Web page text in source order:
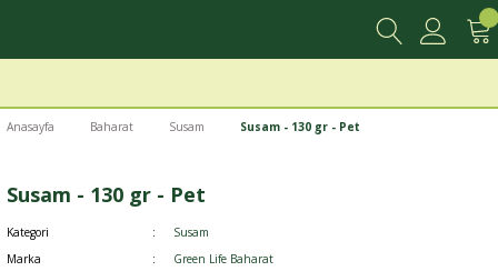
Anasayfa Baharat Susam Susam - 130 gr - Pet
Susam - 130 gr - Pet
Kategori
Susam
Marka
Green Life Baharat